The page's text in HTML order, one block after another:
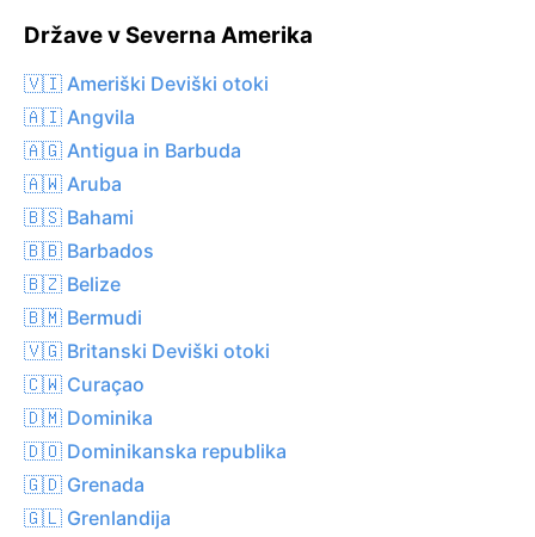
Države v Severna Amerika
🇻🇮 Ameriški Deviški otoki
🇦🇮 Angvila
🇦🇬 Antigua in Barbuda
🇦🇼 Aruba
🇧🇸 Bahami
🇧🇧 Barbados
🇧🇿 Belize
🇧🇲 Bermudi
🇻🇬 Britanski Deviški otoki
🇨🇼 Curaçao
🇩🇲 Dominika
🇩🇴 Dominikanska republika
🇬🇩 Grenada
🇬🇱 Grenlandija